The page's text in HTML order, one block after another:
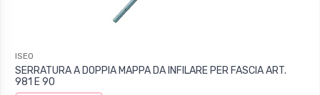
ISEO
SERRATURA A DOPPIA MAPPA DA INFILARE PER FASCIA ART.
981 E 90